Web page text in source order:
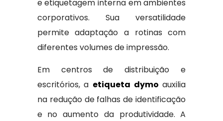
e etiquetagem interna em ambientes
corporativos. Sua versatilidade
permite adaptação a rotinas com
diferentes volumes de impressão.
Em centros de distribuição e
escritórios, a etiqueta dymo auxilia
na redução de falhas de identificação
e no aumento da produtividade. A